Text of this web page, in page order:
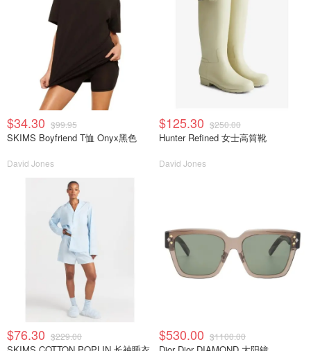
$34.30 $99.95
SKIMS Boyfriend T恤 Onyx黑色
David Jones
$125.30 $250.00
Hunter Refined 女士高筒靴
David Jones
$76.30 $229.00 $530.00 $1100.00